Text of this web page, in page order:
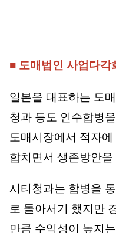
■ 도매법인 사업다
일본을 대표하는 도
청과 등도 인수합병
도매시장에서 적자
합치면서 생존방안
시티청과는 합병을
로 돌아서기 했지만
만큼 수익성이 높지